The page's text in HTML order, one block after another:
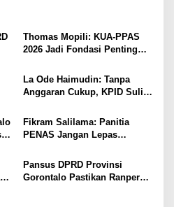
Thomas Mopili: KUA-PPAS
2026 Jadi Fondasi Penting
La Ode Haimudin: Tanpa
Anggaran Cukup, KPID Sulit
Fikram Salilama: Panitia
PENAS Jangan Lepas
Pansus
Pansus DPRD Provinsi
Gorontalo Pastikan Ranperda